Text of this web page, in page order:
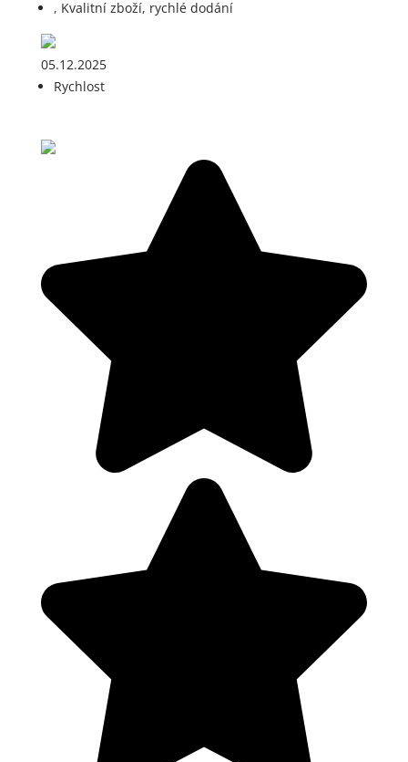
, Kvalitní zboží, rychlé dodání
05.12.2025
Rychlost